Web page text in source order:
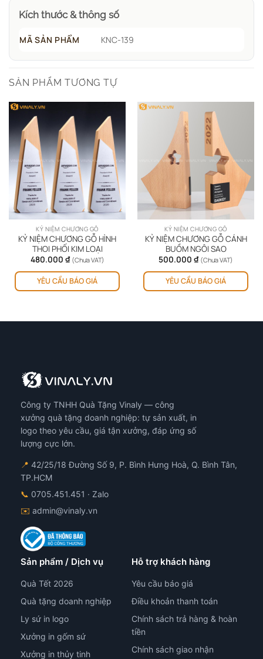
Kích thước & thông số
MÃ SẢN PHẨM KNC-139
SẢN PHẨM TƯƠNG TỰ
KỶ NIỆM CHƯƠNG GỖ
KỶ NIỆM CHƯƠNG GỖ HÌNH
THOI PHỐI KIM LOẠI
480.000 ₫ (Chưa VAT)
YÊU CẦU BÁO GIÁ
KỶ NIỆM CHƯƠNG GỖ
KỶ NIỆM CHƯƠNG GỖ CÁNH
BUỒM NGÔI SAO
500.000 ₫ (Chưa VAT)
YÊU CẦU BÁO GIÁ
Công ty TNHH Quà Tặng Vinaly — công
xưởng quà tặng doanh nghiệp: tự sản xuất, in
logo theo yêu cầu, giá tận xưởng, đáp ứng số
lượng cực lớn.
📍 42/25/18 Đường Số 9, P. Bình Hưng Hoà, Q. Bình Tân,
TP.HCM
📞 0705.451.451 · Zalo
✉️ admin@vinaly.vn
Sản phẩm / Dịch vụ
Quà Tết 2026
Quà tặng doanh nghiệp
Ly sứ in logo
Xưởng in gốm sứ
Xưởng in thủy tinh
Hỗ trợ khách hàng
Yêu cầu báo giá
Điều khoản thanh toán
Chính sách trả hàng & hoàn
tiền
Chính sách giao nhận